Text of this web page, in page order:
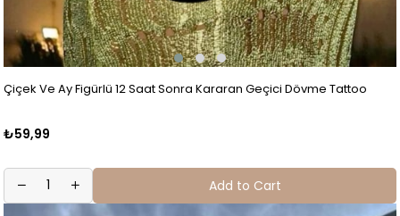
Çiçek Ve Ay Figürlü 12 Saat Sonra Kararan Geçici Dövme Tattoo
₺59,99
Add to Cart